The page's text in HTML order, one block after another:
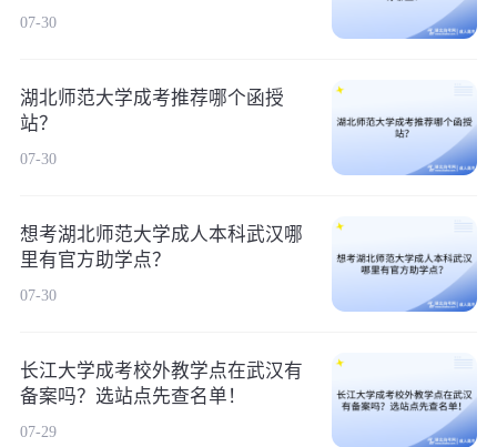
07-30
湖北师范大学成考推荐哪个函授
站？
07-30
想考湖北师范大学成人本科武汉哪
里有官方助学点？
07-30
长江大学成考校外教学点在武汉有
备案吗？选站点先查名单！
07-29